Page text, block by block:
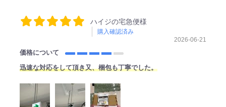
ハイジの宅急便様
購入確認済み
2026-06-21
価格について
迅速な対応をして頂き又、梱包も丁寧でした。